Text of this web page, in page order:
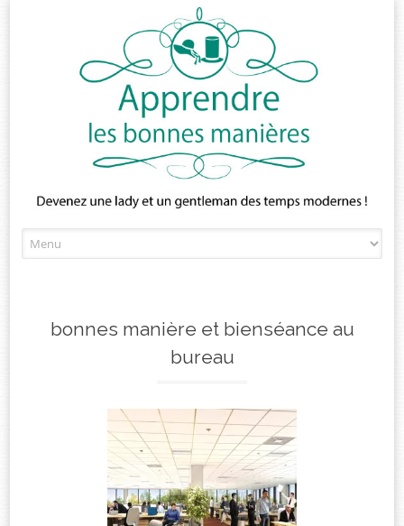
to
bonnes manière et bienséance au
bureau